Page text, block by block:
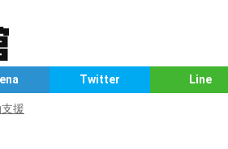
Twitter Line
援